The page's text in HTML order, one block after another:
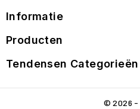
Informatie
Producten
Tendensen Categorieën
© 2026 -